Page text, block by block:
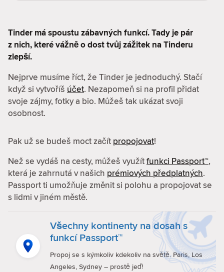
Tinder má spoustu zábavných funkcí. Tady je pár
z nich, které vážně o dost tvůj zážitek na Tinderu
zlepší.
Nejprve musíme říct, že Tinder je jednoduchý. Stačí
když si vytvoříš účet. Nezapomeň si na profil přidat
svoje zájmy, fotky a bio. Můžeš tak ukázat svoji
osobnost.
Pak už se budeš moct začít propojovat!
Než se vydáš na cesty, můžeš využítfunkci Passport™,
která je zahrnutá v našich prémiových předplatných.
Passport ti umožňuje změnit si polohu a propojovat se
s lidmi v jiném městě.
Všechny kontinenty na dosah s
funkcí Passport™
Propoj se s kýmkoliv kdekoliv na světě. Paris, Los
Angeles, Sydney – prostě jeď!